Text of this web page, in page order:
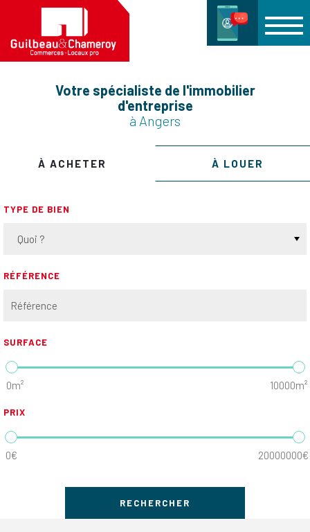
Votre spécialiste de l'immobilier
d'entreprise
à Angers
À ACHETER À LOUER
TYPE DE BIEN
Quoi ?
RÉFÉRENCE
SURFACE
0m² 10000m²
PRIX
0€ 20000000€